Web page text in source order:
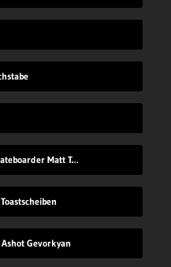
Die skurrilen Tricks von Skateboarder Matt Tomasello
Gevorkyan